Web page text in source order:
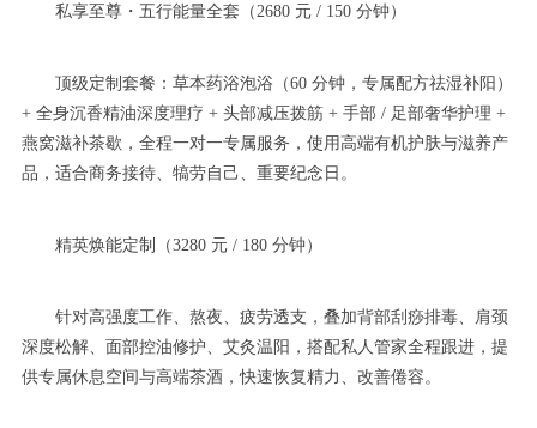
私享至尊・五行能量全套（2680 元 / 150 分钟）
顶级定制套餐：草本药浴泡浴（60 分钟，专属配方祛湿补阳）
+ 全身沉香精油深度理疗 + 头部减压拨筋 + 手部 / 足部奢华护理 +
燕窝滋补茶歇，全程一对一专属服务，使用高端有机护肤与滋养产
品，适合商务接待、犒劳自己、重要纪念日。
精英焕能定制（3280 元 / 180 分钟）
针对高强度工作、熬夜、疲劳透支，叠加背部刮痧排毒、肩颈
深度松解、面部控油修护、艾灸温阳，搭配私人管家全程跟进，提
供专属休息空间与高端茶酒，快速恢复精力、改善倦容。